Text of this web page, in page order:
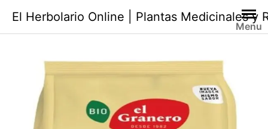
contenido
El Herbolario Online | Plantas Medicinales y
Menu